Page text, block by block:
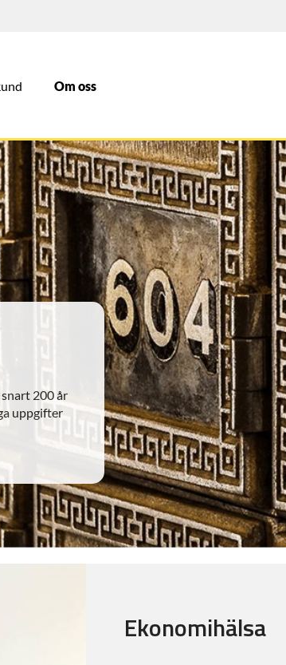
Om oss
snart 200 år
uppgifter
Ekonomihälsa